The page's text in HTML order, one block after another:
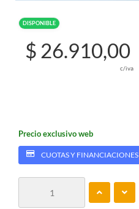
DISPONIBLE
$ 26.910,00
c/iva
Precio exclusivo web
CUOTAS Y FINANCIACIONES